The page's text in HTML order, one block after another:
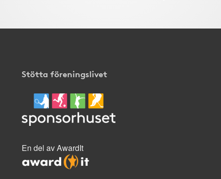
Stötta föreningslivet
En del av AwardIt